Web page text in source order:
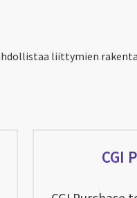
liittymien
CGI